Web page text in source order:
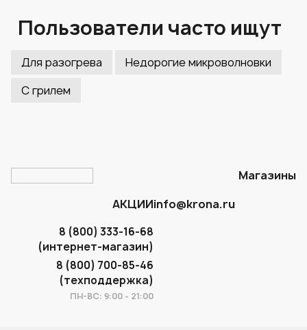
Пользователи часто ищут
Для разогрева
Недорогие микроволновки
С грилем
Магазины
АКЦИИinfo@krona.ru
8 (800) 333-16-68
(интернет-магазин)
8 (800) 700-85-46
(техподдержка)
ПН-ВС: 9:00 - 21:00